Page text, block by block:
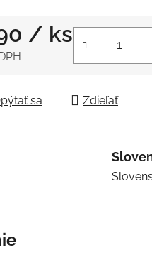
/ ks
sa Zdieľať